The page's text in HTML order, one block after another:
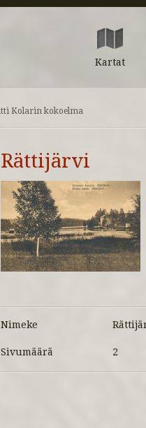
Kartat
Kolarin kokoelma
Rättijärvi
Nimeke
Sivumäärä 2